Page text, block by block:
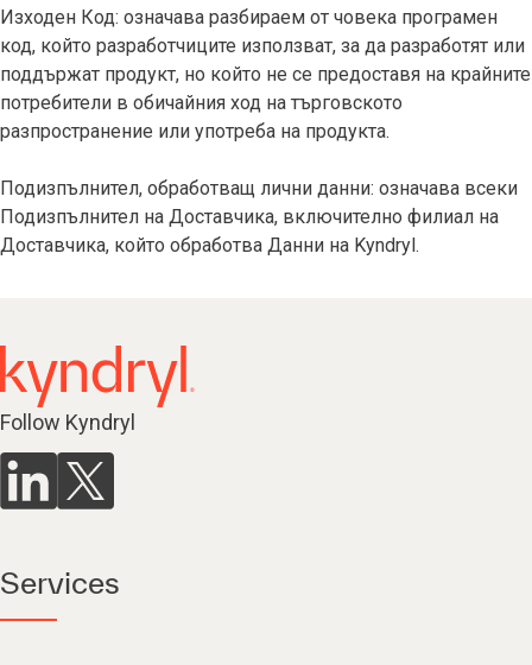
Изходен Код: означава разбираем от човека програмен
код, който разработчиците използват, за да разработят или
поддържат продукт, но който не се предоставя на крайните
потребители в обичайния ход на търговското
разпространение или употреба на продукта.
Подизпълнител, обработващ лични данни: означава всеки
Подизпълнител на Доставчика, включително филиал на
Доставчика, който обработва Данни на Kyndryl.
Follow Kyndryl
Services